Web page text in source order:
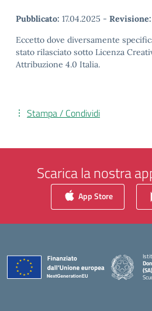
Pubblicato: 17.04.2025 - Revisione:
Eccetto dove diversamente
stato rilasciato sotto Licenza
Attribuzione 4.0 Italia.
Stampa / Condividi
Scarica la nostra
App Store
(SA)